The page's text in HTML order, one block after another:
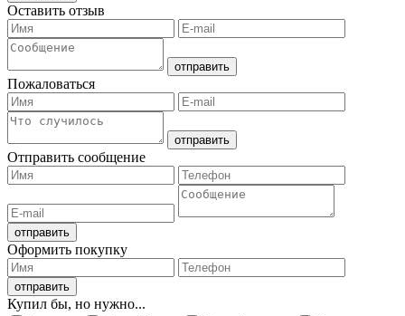
Оставить отзыв
Пожаловаться
Отправить сообщение
Оформить покупку
Купил бы, но нужно...